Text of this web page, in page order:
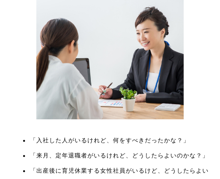
「入社した人がいるけれど、何をすべきだったかな？」
「来月、定年退職者がいるけれど、どうしたらよいのかな？」
「出産後に育児休業する女性社員がいるけど、どうしたらよい